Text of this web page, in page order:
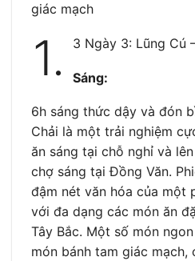
giác mạch
1. 3 Ngày 3: Lũng Cú
Sáng:
6h sáng thức dậy và đón
Chải là một trải nghiệm
ăn sáng tại chỗ nghỉ và
chợ sáng tại Đồng Văn.
đậm nét văn hóa của một
với đa dạng các món ăn
Tây Bắc. Một số món
món bánh tam giác mạch,